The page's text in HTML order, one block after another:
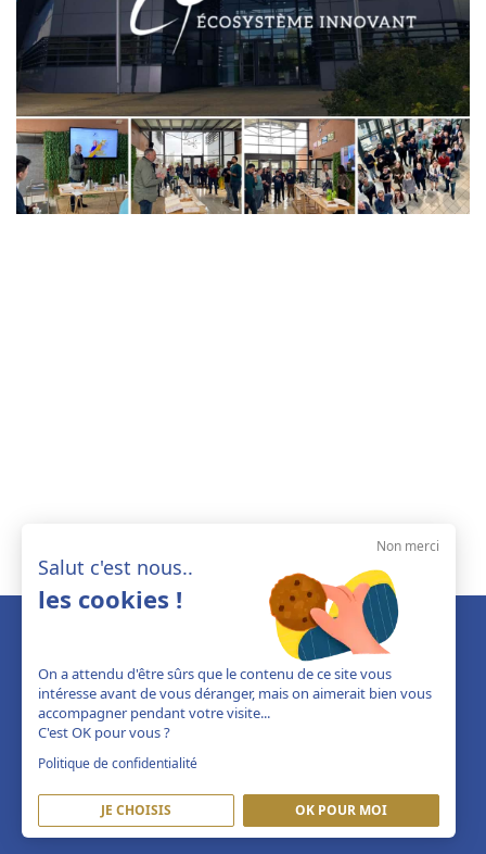
Non merci
Salut c'est nous..
les cookies !
On a attendu d'être sûrs que le contenu de ce site vous
intéresse avant de vous déranger, mais on aimerait bien vous
accompagner pendant votre visite...
C'est OK pour vous ?
Politique de confidentialité
JE CHOISIS OK POUR MOI